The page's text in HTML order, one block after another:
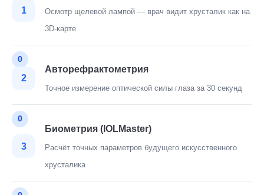
1
Осмотр щелевой лампой — врач видит хрусталик как на
3D-карте
2
Авторефрактометрия
Точное измерение оптической силы глаза за 30 секунд
3
Биометрия (IOLMaster)
Расчёт точных параметров будущего искусственного
хрусталика